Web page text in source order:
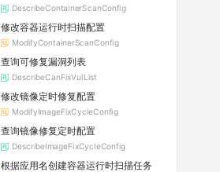
DescribeContainerScanConfig
修改容器运行时扫描配置
ModifyContainerScanConfig
查询可修复漏洞列表
DescribeCanFixVulList
修改镜像定时修复配置
ModifyImageFixCycleConfig
查询镜像修复定时配置
DescribeImageFixCycleConfig
根据应用名创建容器运行时扫描任务